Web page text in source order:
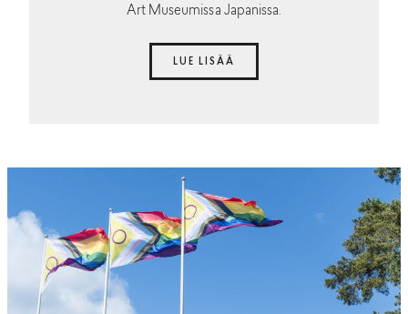
Art Museumissa Japanissa.
LUE LISÄÄ